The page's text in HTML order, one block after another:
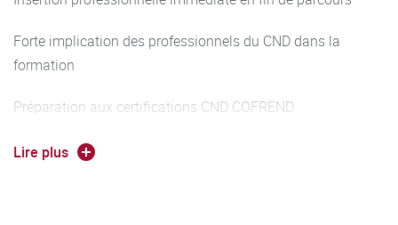
(micrographie, macrographie, Microscopie Electronique, ...)
- Comprendre le fonctionnement de l’instrumentation, des
dans le domaine des CND.
Forte implication des professionnels du CND dans la
formation
Préparation aux certifications CND COFREND
Lire plus